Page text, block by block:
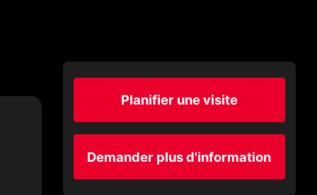
Planifier une visite
Demander plus d'information